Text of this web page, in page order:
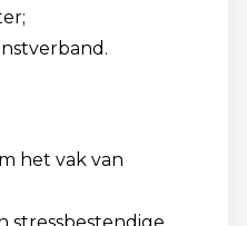
het vak van